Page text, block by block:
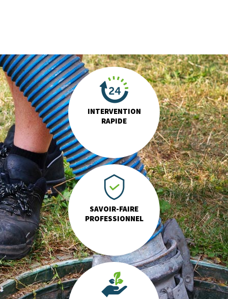
INTERVENTION
RAPIDE
SAVOIR-FAIRE
PROFESSIONNEL